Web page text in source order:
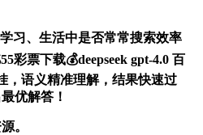
习、生活中是否常常搜索效率
彩票下载💰deepseek gpt-4.0 百
，语义精准理解，结果快速过
优解答！
。